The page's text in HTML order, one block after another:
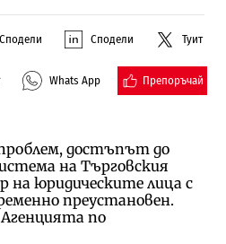
Сподели Сподели Туит
Whats App Препоръчай
достъпът до
на Търговския
на юридическите лица с
преустановен.
по